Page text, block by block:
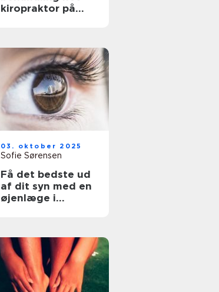
kiropraktor på
03. oktober 2025
Sofie Sørensen
Få det bedste ud
af dit syn med en
øjenlæge i